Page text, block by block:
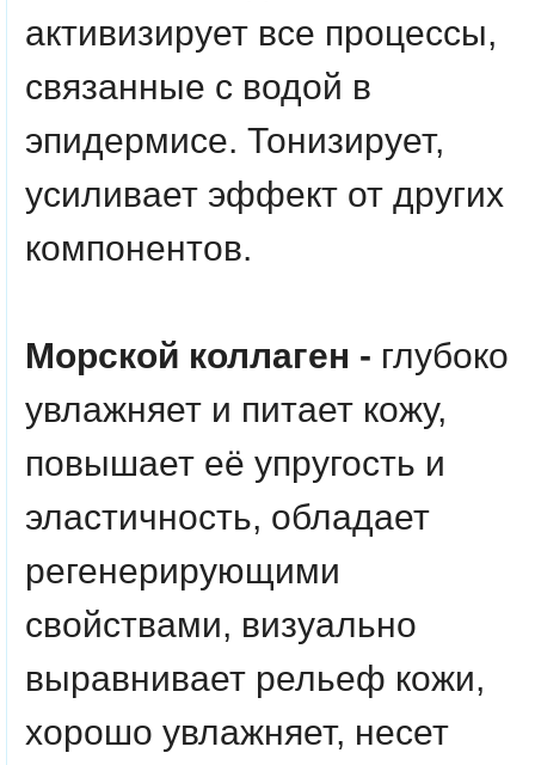
активизирует все процессы,
связанные с водой в
эпидермисе. Тонизирует,
усиливает эффект от других
компонентов.
Морской коллаген - глубоко
увлажняет и питает кожу,
повышает её упругость и
эластичность, обладает
регенерирующими
свойствами, визуально
выравнивает рельеф кожи,
хорошо увлажняет, несет